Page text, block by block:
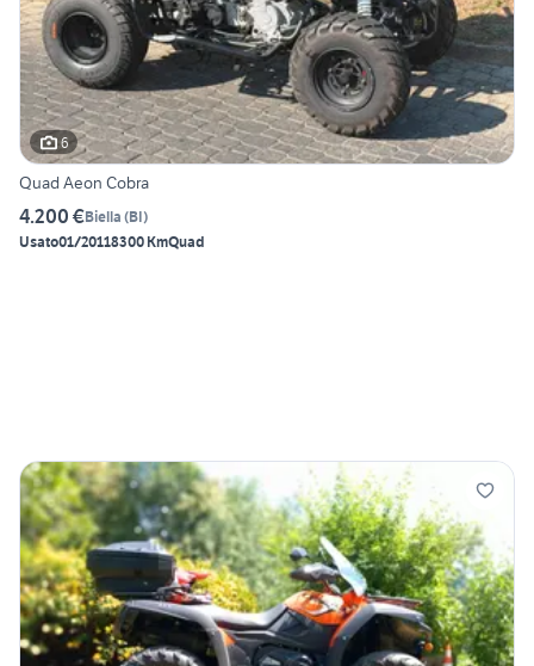
6
Quad Aeon Cobra
4.200 €Biella (BI)
Usato01/20118300 KmQuad